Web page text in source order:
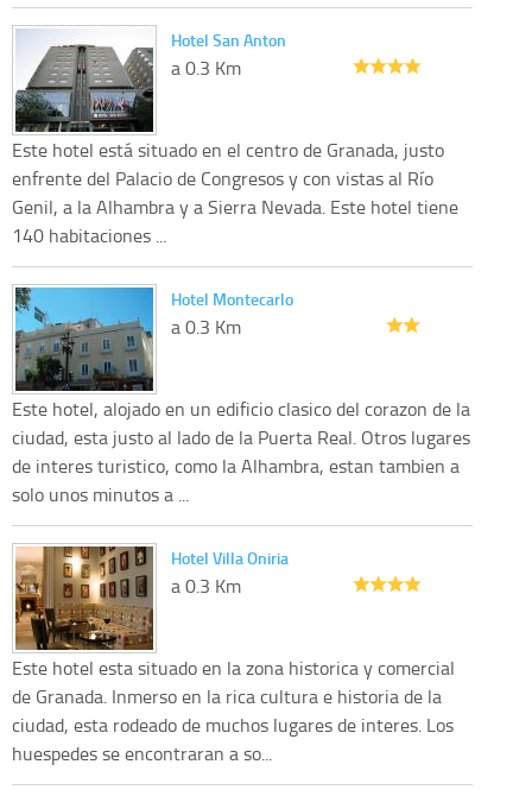
Hotel San Anton
a 0.3 Km
Este hotel está situado en el centro de Granada, justo
enfrente del Palacio de Congresos y con vistas al Río
Genil, a la Alhambra y a Sierra Nevada. Este hotel tiene
140 habitaciones ...
Hotel Montecarlo
a 0.3 Km
Este hotel, alojado en un edificio clasico del corazon de la
ciudad, esta justo al lado de la Puerta Real. Otros lugares
de interes turistico, como la Alhambra, estan tambien a
solo unos minutos a ...
Hotel Villa Oniria
a 0.3 Km
Este hotel esta situado en la zona historica y comercial
de Granada. Inmerso en la rica cultura e historia de la
ciudad, esta rodeado de muchos lugares de interes. Los
huespedes se encontraran a so...